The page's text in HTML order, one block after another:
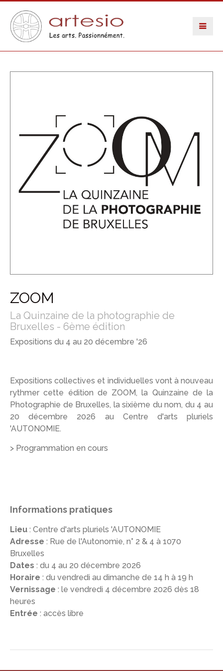
ZOOM
La Quinzaine de la photographie de
Bruxelles - 6ème édition
Expositions du 4 au 20 décembre '26
Expositions collectives et individuelles vont à nouveau
rythmer cette édition de ZOOM, la Quinzaine de la
Photographie de Bruxelles, la sixième du nom, du 4 au
20 décembre 2026 au Centre d'arts pluriels
'AUTONOMIE.
> Programmation en cours
Informations pratiques
Lieu : Centre d'arts pluriels 'AUTONOMIE
Adresse : Rue de l'Autonomie, n° 2 & 4 à 1070
Bruxelles
Dates : du 4 au 20 décembre 2026
Horaire : du vendredi au dimanche de 14 h à 19 h
Vernissage : le vendredi 4 décembre 2026 dès 18
heures
Entrée : accès libre